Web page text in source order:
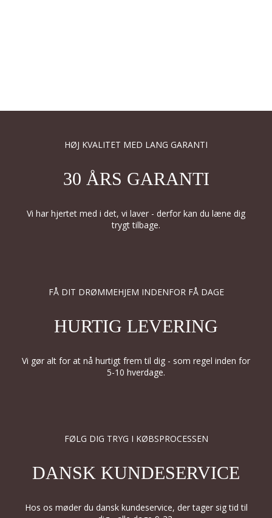
HØJ KVALITET MED LANG GARANTI
30 ÅRS GARANTI
Vi har hjertet med i det, vi laver - derfor kan du læne dig
trygt tilbage.
FÅ DIT DRØMMEHJEM INDENFOR FÅ DAGE
HURTIG LEVERING
Vi gør alt for at nå hurtigt frem til dig - som regel inden for
5-10 hverdage.
FØLG DIG TRYG I KØBSPROCESSEN
DANSK KUNDESERVICE
Hos os møder du dansk kundeservice, der tager sig tid til